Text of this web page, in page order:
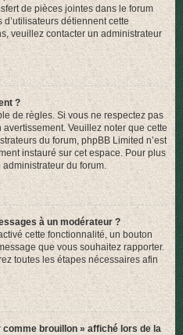
de pièces jointes dans le forum
détiennent cette
veuillez contacter un administrateur
?
de règles. Si vous ne respectez pas
Veuillez noter que cette
du forum, phpBB Limited n’est
instauré sur cet espace. Pour plus
administrateur du forum.
à un modérateur ?
cette fonctionnalité, un bouton
que vous souhaitez rapporter.
toutes les étapes nécessaires afin
brouillon » affiché lors de la